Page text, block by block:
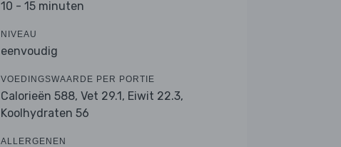
10 - 15 minuten
NIVEAU
eenvoudig
VOEDINGSWAARDE PER PORTIE
Calorieën 588, Vet 29.1, Eiwit 22.3,
Koolhydraten 56
ALLERGENEN